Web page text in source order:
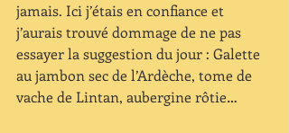
jamais. Ici j’étais en confiance et
j’aurais trouvé dommage de ne pas
essayer la suggestion du jour : Galette
au jambon sec de l’Ardèche, tome de
vache de Lintan, aubergine rôtie…